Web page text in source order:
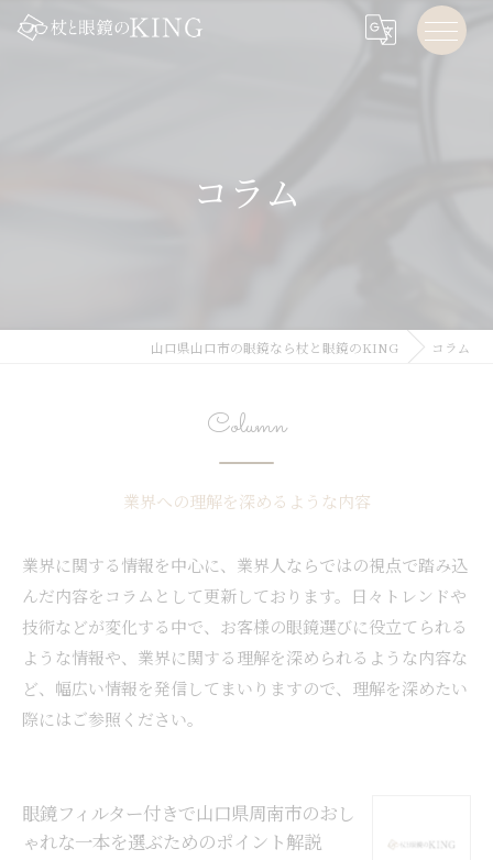
コラム
山口県山口市の眼鏡なら杖と眼鏡のKING コラム
Column
業界への理解を深めるような内容
業界に関する情報を中心に、業界人ならではの視点で踏み込
んだ内容をコラムとして更新しております。日々トレンドや
技術などが変化する中で、お客様の眼鏡選びに役立てられる
ような情報や、業界に関する理解を深められるような内容な
ど、幅広い情報を発信してまいりますので、理解を深めたい
際にはご参照ください。
眼鏡フィルター付きで山口県周南市のおし
ゃれな一本を選ぶためのポイント解説